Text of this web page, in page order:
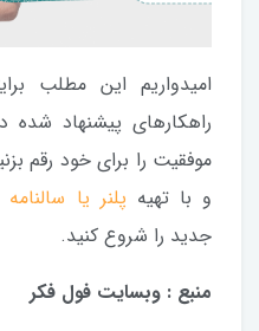
امیدواریم این مطلب
راهکارهای پیشنهاد شده
موفقیت را برای خود رقم
و با تهیه پلنر یا
جدید را شروع کنید.
منبع : وبسایت فول فکر